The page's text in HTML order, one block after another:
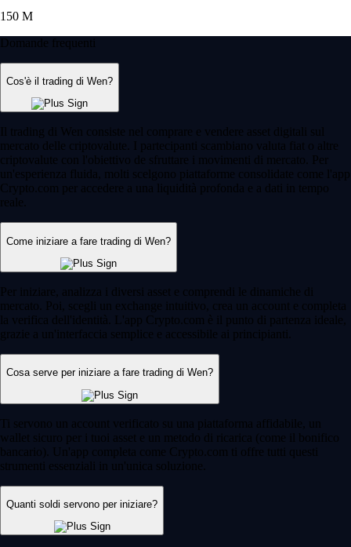
150 M
Domande frequenti
Cos'è il trading di Wen?
Il trading di Wen consiste nel comprare e vendere asset digitali sul
mercato delle criptovalute. I partecipanti scambiano valuta fiat o altre
criptovalute con l'obiettivo de sfruttare i movimenti di mercato. Per
un'esperienza fluida, molti scelgono piattaforme consolidate come l'app
Crypto.com per accedere a una liquidità profonda e a dati in tempo
reale.
Come iniziare a fare trading di Wen?
Per iniziare, analizza i diversi asset e comprendi le dinamiche di
mercato. Poi, scegli un exchange intuitivo, crea un account e completa
la verifica dell'identità. L'app Crypto.com è il punto di partenza ideale,
grazie a un'interfaccia semplice e accessibile ai principianti.
Cosa serve per iniziare a fare trading di Wen?
Ti servono un account verificato su una piattaforma affidabile, un
wallet sicuro per i tuoi asset e un metodo di ricarica (come il bonifico
bancario). Un'app completa come Crypto.com ti offre tutti questi
strumenti essenziali in un'unica soluzione.
Quanti soldi servono per iniziare?